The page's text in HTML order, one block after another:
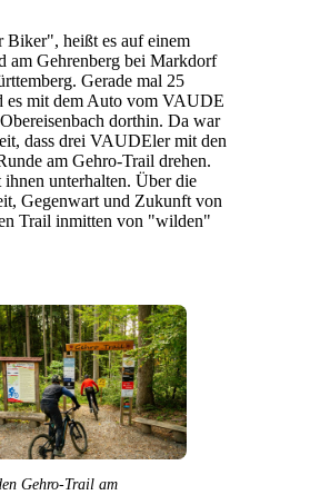
Biker", heißt es auf einem
am Gehrenberg bei Markdorf
Gerade mal 25
es mit dem Auto vom VAUDE
dorthin. Da war
dass drei VAUDEler mit den
am Gehro-Trail drehen.
unterhalten. Über die
Gegenwart und Zukunft von
Trail inmitten von "wilden"
Gehro-Trail am